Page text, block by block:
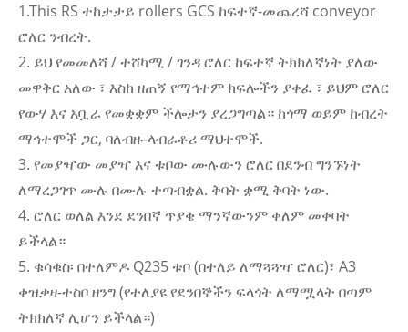
1.This RS ተከታታይ rollers GCS ከፍተኛ-መጨረሻ conveyor
ሮለር ንብረት.
2. ይህ የመመለሻ / ተሸካሚ / ገንዳ ሮለር ከፍተኛ ትክክለኛነት ያለው
መዋቅር አለው ፣ እስከ ዘጠኝ የማኅተም ክፍሎችን ያቀፈ ፣ ይህም ሮለር
የውሃ እና አቧራ የመቋቋም ችሎታን ያረጋግጣል። ከጎማ ወይም ከብረት
ማኅተሞች ጋር, ባለብዙ-ላብራቶሪ ማህተሞች.
3. የመያዣው መያዣ እና ቱቦው ሙሉውን ሮለር በደንብ ግንኙነት
ለማረጋገጥ ሙሉ በሙሉ ተጣብቋል. ቅባት ቋሚ ቅባት ነው.
4. ሮለር ወለል እንደ ደንበኛ ጥያቄ ማንኛውንም ቀለም መቀባት
ይችላል።
5. ቁሳቁስ፡ በተለምዶ Q235 ቱቦ (በተለይ ለማጓጓዣ ሮለር)፣ A3
ቀዝቃዛ-ተስቦ ዘንግ (የተለያዩ የደንበኞችን ፍላጎት ለማሟላት በጣም
ትክክለኛ ሊሆን ይችላል።)